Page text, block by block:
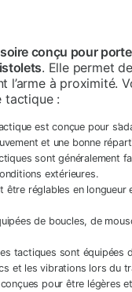
conçu pour
. Elle permet
l’arme à proximité.
tactique :
est conçue pour
et une bonne
sont généralement
extérieures.
être réglables en longueur
de boucles, de
tactiques sont équipées
et les vibrations lors du
pour être légères